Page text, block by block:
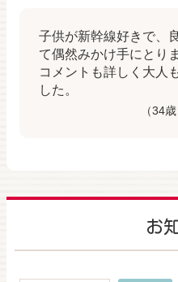
子供が新幹線好きで、
て偶然みかけ手にとり
コメントも詳しく大人
した。
（34
お